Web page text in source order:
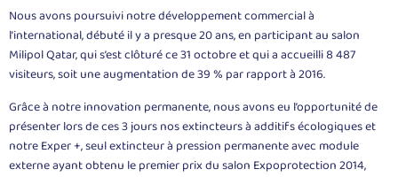
Nous avons poursuivi notre développement commercial à
l’international, débuté il y a presque 20 ans, en participant au salon
Milipol Qatar, qui s’est clôturé ce 31 octobre et qui a accueilli 8 487
visiteurs, soit une augmentation de 39 % par rapport à 2016.
Grâce à notre innovation permanente, nous avons eu l’opportunité de
présenter lors de ces 3 jours nos extincteurs à additifs écologiques et
notre Exper +, seul extincteur à pression permanente avec module
externe ayant obtenu le premier prix du salon Expoprotection 2014,